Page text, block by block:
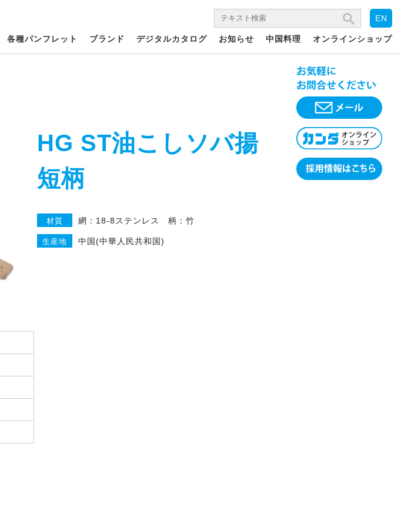
EN
各種パンフレット ブランド デジタルカタログ お知らせ 中国料理 オンラインショップ
HG ST油こしソバ揚
短柄
材質 網：18-8ステンレス 柄：竹
生産地 中国(中華人民共和国)